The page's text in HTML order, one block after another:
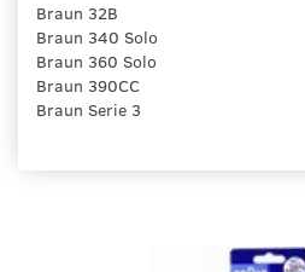
Braun 32B
Braun 340 Solo
Braun 360 Solo
Braun 390CC
Braun Serie 3